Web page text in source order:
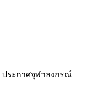
ประกาศจุฬาลงกรณ์